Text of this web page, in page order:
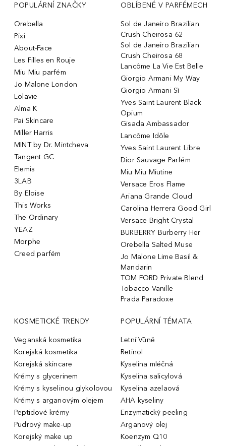
POPULÁRNÍ ZNAČKY
Orebella
Pixi
About-Face
Les Filles en Rouje
Miu Miu parfém
Jo Malone London
Lolavie
Alma K
Pai Skincare
Miller Harris
MINT by Dr. Mintcheva
Tangent GC
Elemis
3LAB
By Eloise
This Works
The Ordinary
YEAZ
Morphe
Creed parfém
OBLÍBENÉ V PARFÉMECH
Sol de Janeiro Brazilian
Crush Cheirosa 62
Sol de Janeiro Brazilian
Crush Cheirosa 68
Lancôme La Vie Est Belle
Giorgio Armani My Way
Giorgio Armani Sì
Yves Saint Laurent Black
Opium
Gisada Ambassador
Lancôme Idôle
Yves Saint Laurent Libre
Dior Sauvage Parfém
Miu Miu Miutine
Versace Eros Flame
Ariana Grande Cloud
Carolina Herrera Good Girl
Versace Bright Crystal
BURBERRY Burberry Her
Orebella Salted Muse
Jo Malone Lime Basil &
Mandarin
TOM FORD Private Blend
Tobacco Vanille
Prada Paradoxe
KOSMETICKÉ TRENDY
Veganská kosmetika
Korejská kosmetika
Korejská skincare
Krémy s glycerinem
Krémy s kyselinou glykolovou
Krémy s arganovým olejem
Peptidové krémy
Pudrový make-up
Korejský make up
POPULÁRNÍ TÉMATA
Letní Vůně
Retinol
Kyselina mléčná
Kyselina salicylová
Kyselina azelaová
AHA kyseliny
Enzymatický peeling
Arganový olej
Koenzym Q10